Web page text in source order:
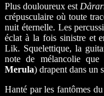
Plus douloureux est
crépusculaire où toute
nuit éternelle. Les
éclat à la fois sinistre et
Lik. Squelettique, la
note de mélancolie
Merula) drapent dans un
Hanté par les fantômes du